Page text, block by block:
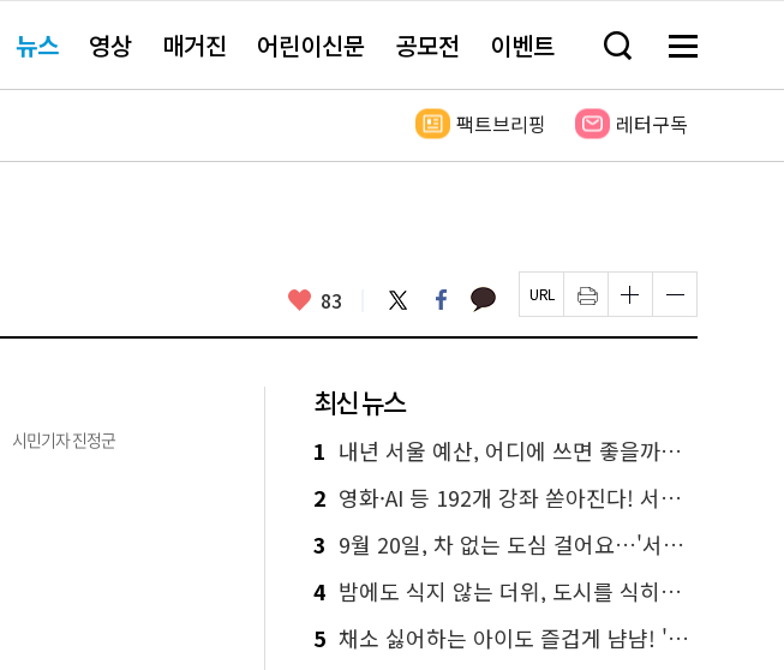
스
뉴스 영상 매거진 어린이신문 공모전 이벤트 검
창
기
메
전
보
팩트브리핑 레터구독
좋
요
83 트
위
페
이
북
카
카
톡
페
이
지
인
쇄
하
글
자
크
하
기
글
자
크
하
시민기자 진정군
최신 뉴스
1 내년 서울 예산, 어디에 쓰면 좋을까요? 온라인 투표
2 영화·AI 등 192개 강좌 쏟아진다! 서울시민대학 선착순 신청
3 9월 20일, 차 없는 도심 걸어요…'서울 걷자 페스티벌' 선착순 5천명
4 밤에도 식지 않는 더위, 도시를 식히는 시원한 해법은?
5 채소 싫어하는 아이도 즐겁게 냠냠! '찾아가는 서울시 식생활 교육' 현장